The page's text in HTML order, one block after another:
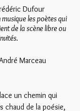
Dufour
les poètes qui
de la scène libre ou
Marceau
un chemin qui
chaud de la poésie,